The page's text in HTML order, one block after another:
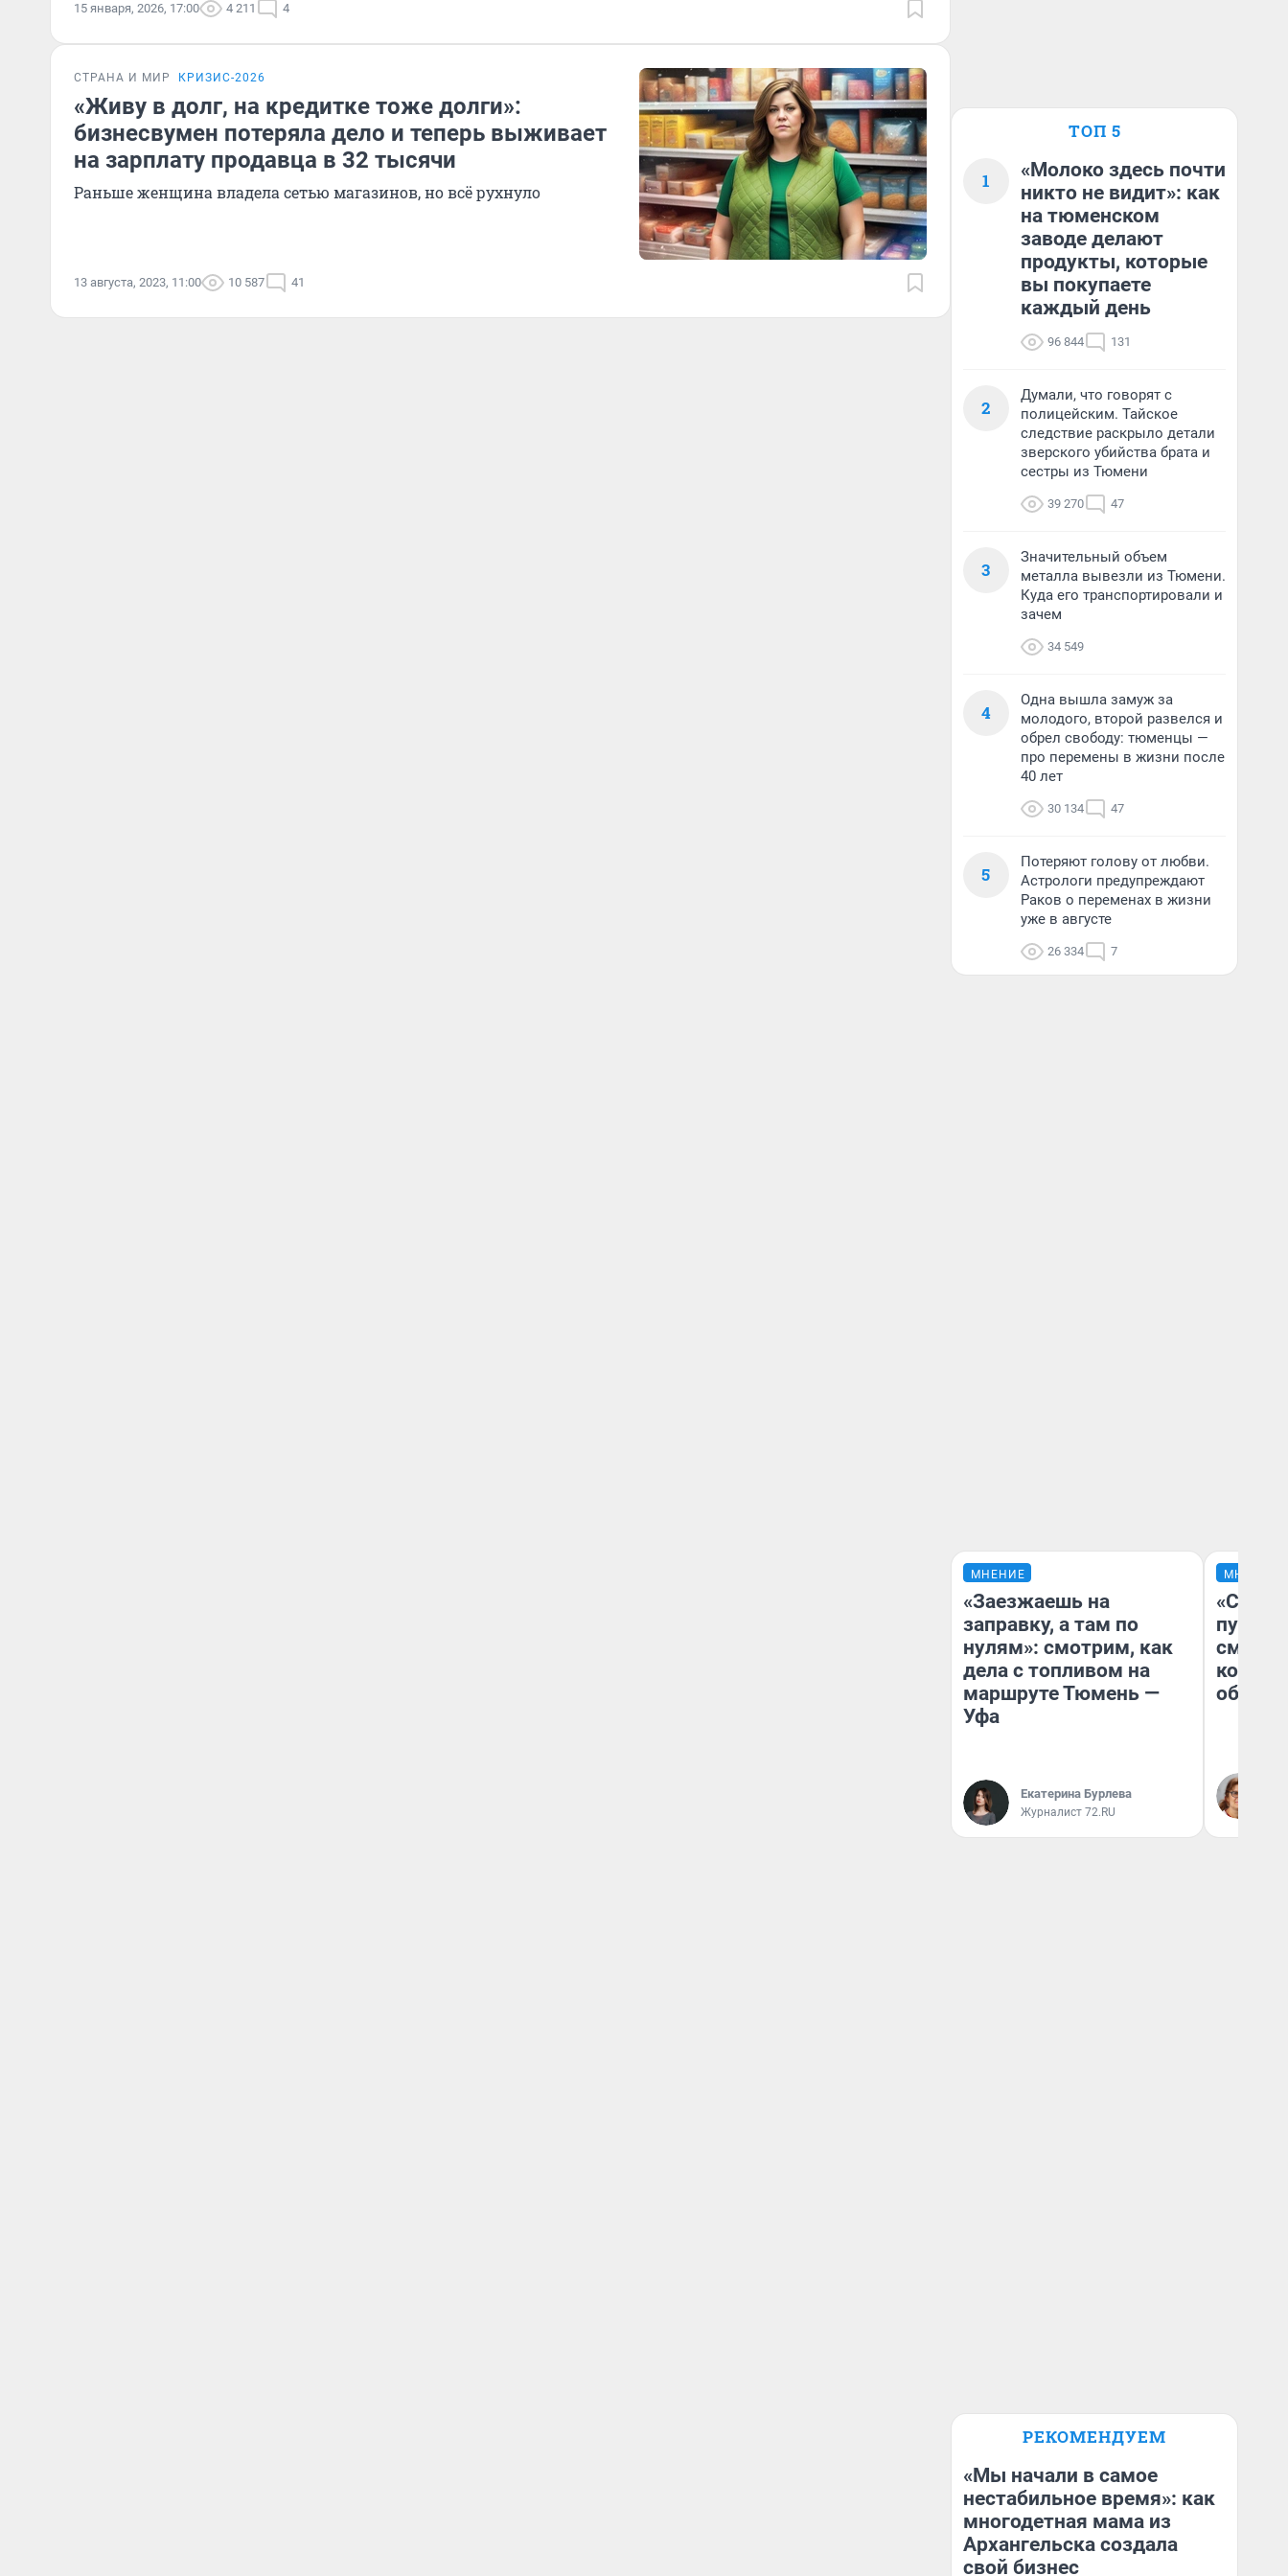
15 января, 2026, 17:00 4 211 4
СТРАНА И МИР КРИЗИС-2026
«Живу в долг, на кредитке тоже долги»:
бизнесвумен потеряла дело и теперь выживает
на зарплату продавца в 32 тысячи
Раньше женщина владела сетью магазинов, но всё рухнуло
13 августа, 2023, 11:00 10 587 41
ТОП 5
1
«Молоко здесь почти
никто не видит»: как
на тюменском
заводе делают
продукты, которые
вы покупаете
каждый день
96 844 131
2
Думали, что говорят с
полицейским. Тайское
следствие раскрыло детали
зверского убийства брата и
сестры из Тюмени
39 270 47
3
Значительный объем
металла вывезли из Тюмени.
Куда его транспортировали и
зачем
34 549
4
Одна вышла замуж за
молодого, второй развелся и
обрел свободу: тюменцы —
про перемены в жизни после
40 лет
30 134 47
5
Потеряют голову от любви.
Астрологи предупреждают
Раков о переменах в жизни
уже в августе
26 334 7
МНЕНИЕ
«Заезжаешь на
заправку, а там по
нулям»: смотрим, как
дела с топливом на
маршруте Тюмень —
Уфа
Екатерина Бурлева
Журналист 72.RU
МНЕНИЕ
РЕКОМЕНДУЕМ
«Мы начали в самое
нестабильное время»: как
многодетная мама из
Архангельска создала
свой бизнес